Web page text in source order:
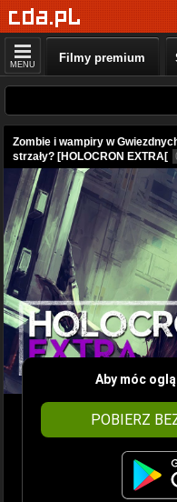
MENU Filmy premium
Zombie i wampiry w
strzały? [HOLOCRON EXTRA[
Aby móc
POBIERZ